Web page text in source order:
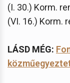
(I. 30.) Korm.
(VI. 16.) Korm.
LÁSD MÉG: